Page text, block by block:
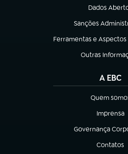
Dados
(abre em
Sanções
(abre em nova
Ferramentas e
(abre em nova aba)
Outras
(abre em nova
A EBC
Quem
(abre em
Imprensa
(abre em
Governança
(abre em nova
Contatos
(abre em